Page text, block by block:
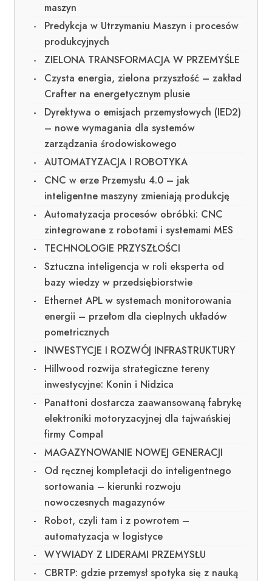
maszyn
Predykcja w Utrzymaniu Maszyn i procesów
produkcyjnych
ZIELONA TRANSFORMACJA W PRZEMYŚLE
Czysta energia, zielona przyszłość – zakład
Crafter na energetycznym plusie
Dyrektywa o emisjach przemysłowych (IED2)
– nowe wymagania dla systemów
zarządzania środowiskowego
AUTOMATYZACJA I ROBOTYKA
CNC w erze Przemysłu 4.0 – jak
inteligentne maszyny zmieniają produkcję
Automatyzacja procesów obróbki: CNC
zintegrowane z robotami i systemami MES
TECHNOLOGIE PRZYSZŁOŚCI
Sztuczna inteligencja w roli eksperta od
bazy wiedzy w przedsiębiorstwie
Ethernet APL w systemach monitorowania
energii – przełom dla cieplnych układów
pometricznych
INWESTYCJE I ROZWÓJ INFRASTRUKTURY
Hillwood rozwija strategiczne tereny
inwestycyjne: Konin i Nidzica
Panattoni dostarcza zaawansowaną fabrykę
elektroniki motoryzacyjnej dla tajwańskiej
firmy Compal
MAGAZYNOWANIE NOWEJ GENERACJI
Od ręcznej kompletacji do inteligentnego
sortowania – kierunki rozwoju
nowoczesnych magazynów
Robot, czyli tam i z powrotem –
automatyzacja w logistyce
WYWIADY Z LIDERAMI PRZEMYSŁU
CBRTP: gdzie przemysł spotyka się z nauką